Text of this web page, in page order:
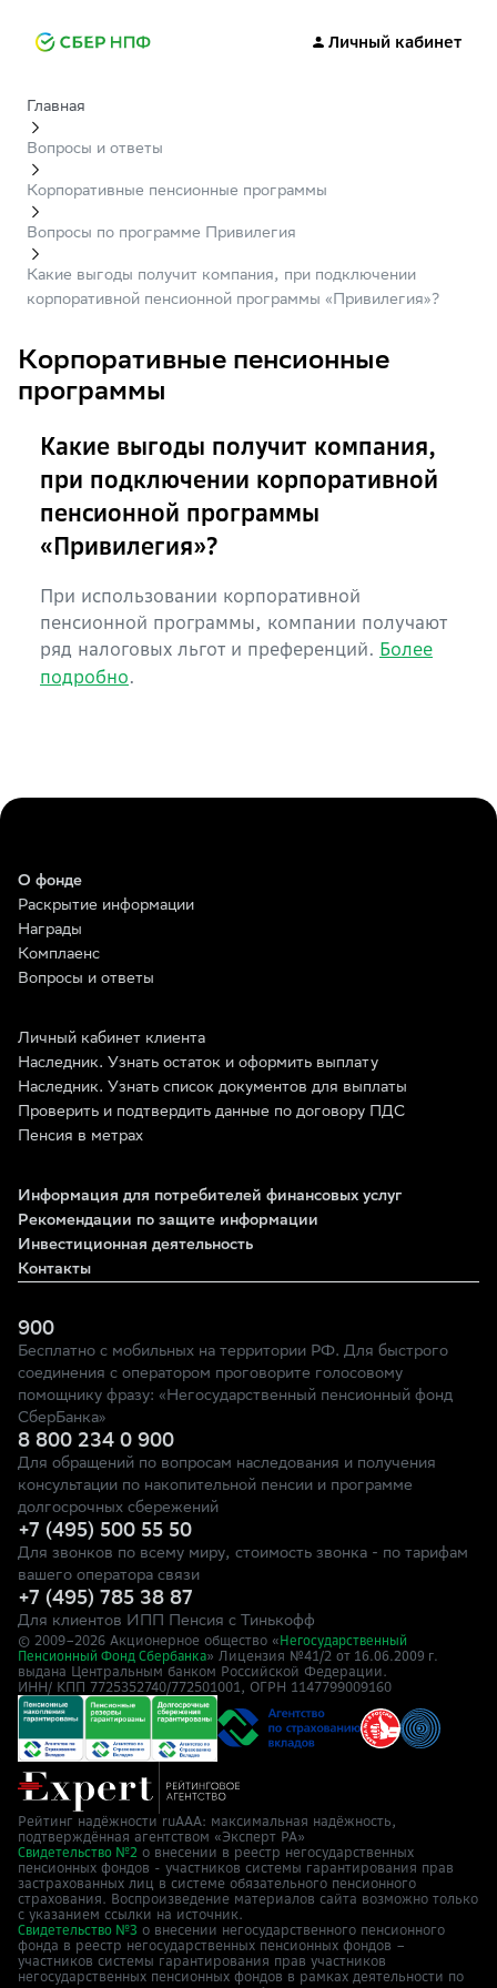
Личный кабинет
Главная
Вопросы и ответы
Корпоративные пенсионные программы
Вопросы по программе Привилегия
Какие выгоды получит компания, при подключении
корпоративной пенсионной программы «Привилегия»?
Корпоративные пенсионные
программы
Какие выгоды получит компания,
при подключении корпоративной
пенсионной программы
«Привилегия»?
При использовании корпоративной
пенсионной программы, компании получают
ряд налоговых льгот и преференций. Более
подробно.
О фонде
Раскрытие информации
Награды
Комплаенс
Вопросы и ответы
Личный кабинет клиента
Наследник. Узнать остаток и оформить выплату
Наследник. Узнать список документов для выплаты
Проверить и подтвердить данные по договору ПДС
Пенсия в метрах
Информация для потребителей финансовых услуг
Рекомендации по защите информации
Инвестиционная деятельность
Контакты
900
Бесплатно с мобильных на территории РФ. Для быстрого
соединения с оператором проговорите голосовому
помощнику фразу: «Негосударственный пенсионный фонд
СберБанка»
8 800 234 0 900
Для обращений по вопросам наследования и получения
консультации по накопительной пенсии и программе
долгосрочных сбережений
+7 (495) 500 55 50
Для звонков по всему миру, стоимость звонка - по тарифам
вашего оператора связи
+7 (495) 785 38 87
Для клиентов ИПП Пенсия с Тинькофф
© 2009–2026 Акционерное общество « Негосударственный
Пенсионный Фонд Сбербанка» Лицензия №41/2 от 16.06.2009 г.
выдана Центральным банком Российской Федерации.
ИНН/ КПП 7725352740/772501001, ОГРН 1147799009160
Рейтинг надёжности ruAAA: максимальная надёжность,
подтверждённая агентством «Эксперт РА»
Свидетельство №2 о внесении в реестр негосударственных
пенсионных фондов - участников системы гарантирования прав
застрахованных лиц в системе обязательного пенсионного
страхования. Воспроизведение материалов сайта возможно только
с указанием ссылки на источник.
Свидетельство №3 о внесении негосударственного пенсионного
фонда в реестр негосударственных пенсионных фондов –
участников системы гарантирования прав участников
негосударственных пенсионных фондов в рамках деятельности по